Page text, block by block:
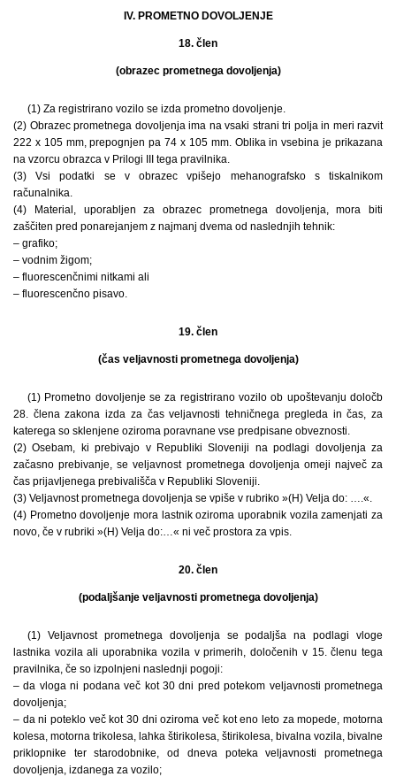
IV. PROMETNO DOVOLJENJE
18. člen
(obrazec prometnega dovoljenja)
(1) Za registrirano vozilo se izda prometno dovoljenje.
(2) Obrazec prometnega dovoljenja ima na vsaki strani tri polja in meri razvit
222 x 105 mm, prepognjen pa 74 x 105 mm. Oblika in vsebina je prikazana
na vzorcu obrazca v Prilogi III tega pravilnika.
(3) Vsi podatki se v obrazec vpišejo mehanografsko s tiskalnikom
računalnika.
(4) Material, uporabljen za obrazec prometnega dovoljenja, mora biti
zaščiten pred ponarejanjem z najmanj dvema od naslednjih tehnik:
– grafiko;
– vodnim žigom;
– fluorescenčnimi nitkami ali
– fluorescenčno pisavo.
19. člen
(čas veljavnosti prometnega dovoljenja)
(1) Prometno dovoljenje se za registrirano vozilo ob upoštevanju določb
28. člena zakona izda za čas veljavnosti tehničnega pregleda in čas, za
katerega so sklenjene oziroma poravnane vse predpisane obveznosti.
(2) Osebam, ki prebivajo v Republiki Sloveniji na podlagi dovoljenja za
začasno prebivanje, se veljavnost prometnega dovoljenja omeji največ za
čas prijavljenega prebivališča v Republiki Sloveniji.
(3) Veljavnost prometnega dovoljenja se vpiše v rubriko »(H) Velja do: ….«.
(4) Prometno dovoljenje mora lastnik oziroma uporabnik vozila zamenjati za
novo, če v rubriki »(H) Velja do:…« ni več prostora za vpis.
20. člen
(podaljšanje veljavnosti prometnega dovoljenja)
(1) Veljavnost prometnega dovoljenja se podaljša na podlagi vloge
lastnika vozila ali uporabnika vozila v primerih, določenih v 15. členu tega
pravilnika, če so izpolnjeni naslednji pogoji:
– da vloga ni podana več kot 30 dni pred potekom veljavnosti prometnega
dovoljenja;
– da ni poteklo več kot 30 dni oziroma več kot eno leto za mopede, motorna
kolesa, motorna trikolesa, lahka štirikolesa, štirikolesa, bivalna vozila, bivalne
priklopnike ter starodobnike, od dneva poteka veljavnosti prometnega
dovoljenja, izdanega za vozilo;